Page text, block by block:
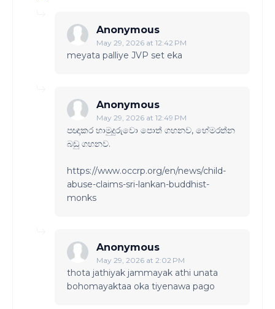
Anonymous
May 29, 2026 at 12:42 PM
meyata palliye JVP set eka
Anonymous
May 29, 2026 at 12:49 PM
පඥාකර හාමුදුරුවො පොත් ගහනව, හේමරත්න
බඩු ගහනව.
https://www.occrp.org/en/news/child-
abuse-claims-sri-lankan-buddhist-
monks
Anonymous
May 29, 2026 at 2:02 PM
thota jathiyak jammayak athi unata
bohomayaktaa oka tiyenawa pago